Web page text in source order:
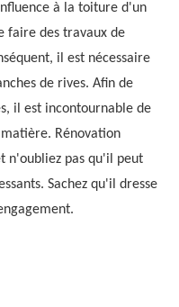
à la toiture d'un
faire des travaux de
il est nécessaire
de rives. Afin de
il est incontournable de
Rénovation
n'oubliez pas qu'il peut
Sachez qu'il dresse